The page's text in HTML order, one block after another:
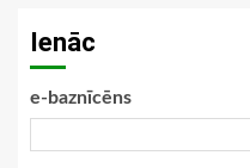
Ienāc
e-baznīcēns